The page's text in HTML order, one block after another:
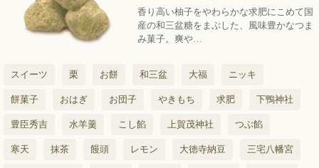
香り高い柚子をやわらかな求肥にこめて国
産の和三盆糖をまぶした、風味豊かなつま
み菓子。爽や…
スイーツ 栗 お餅 和三盆 大福 ニッキ
餅菓子 おはぎ お団子 やきもち 求肥 下鴨神社
豊臣秀吉 水羊羹 こし餡 上賀茂神社 つぶ餡
寒天 抹茶 饅頭 レモン 大徳寺納豆 三宅八幡宮